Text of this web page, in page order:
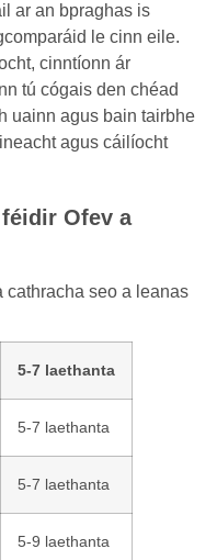
ar an bpraghas is
le cinn eile.
cinntíonn ár
tú cógais den chéad
uainn agus bain tairbhe
agus cáilíocht
Ofev a
cathracha seo a leanas
5-7 laethanta
5-7 laethanta
5-7 laethanta
5-9 laethanta